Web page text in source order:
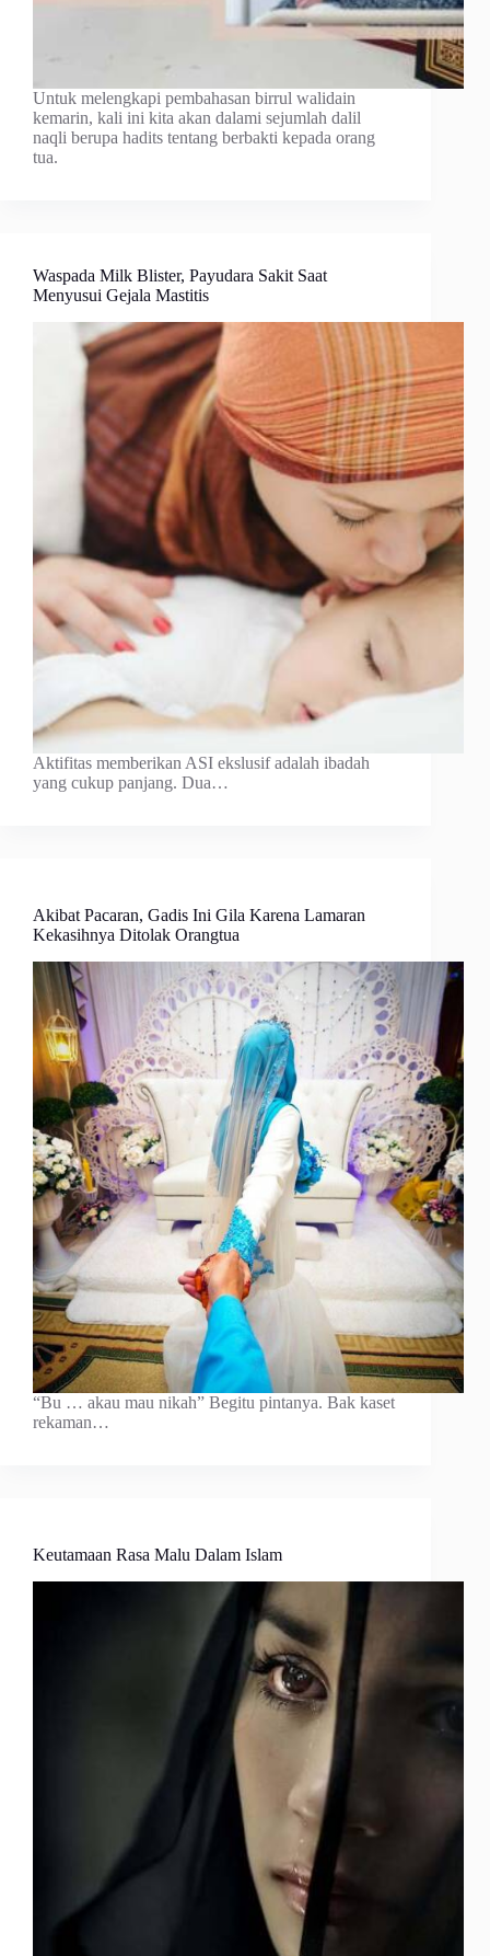
Untuk melengkapi pembahasan birrul walidain
kemarin, kali ini kita akan dalami sejumlah dalil
naqli berupa hadits tentang berbakti kepada orang
tua.
Waspada Milk Blister, Payudara Sakit Saat
Menyusui Gejala Mastitis
Aktifitas memberikan ASI ekslusif adalah ibadah
yang cukup panjang. Dua…
Akibat Pacaran, Gadis Ini Gila Karena Lamaran
Kekasihnya Ditolak Orangtua
“Bu … akau mau nikah” Begitu pintanya. Bak kaset
rekaman…
Keutamaan Rasa Malu Dalam Islam